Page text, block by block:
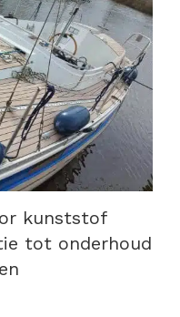
kunststof
tot onderhoud